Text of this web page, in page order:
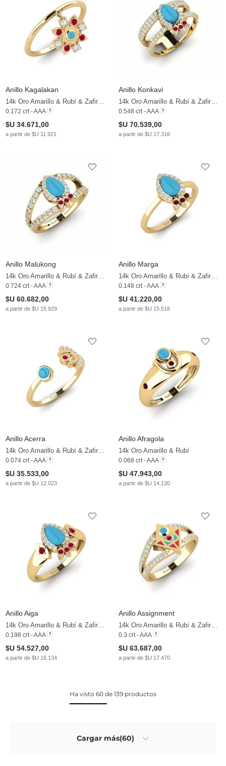
Anillo Kagalakan
14k Oro Amarillo & Rubí & Zafiro blanco
0.172 crt - AAA
$U 34.671,00
a partir de $U 11.921
Anillo Konkavi
14k Oro Amarillo & Rubí & Zafiro blanco
0.548 crt - AAA
$U 70.539,00
a partir de $U 17.316
Anillo Malukong
14k Oro Amarillo & Rubí & Zafiro blanco
0.724 crt - AAA
$U 60.682,00
a partir de $U 15.929
Anillo Marga
14k Oro Amarillo & Rubí & Zafiro blanco
0.148 crt - AAA
$U 41.220,00
a partir de $U 15.518
Anillo Acerra
14k Oro Amarillo & Rubí & Zafiro blanco
0.074 crt - AAA
$U 35.533,00
a partir de $U 12.023
Anillo Afragola
14k Oro Amarillo & Rubí
0.068 crt - AAA
$U 47.943,00
a partir de $U 14.130
Anillo Aiga
14k Oro Amarillo & Rubí & Zafiro blanco
0.198 crt - AAA
$U 54.527,00
a partir de $U 16.134
Anillo Assignment
14k Oro Amarillo & Rubí & Zafiro blanco
0.3 crt - AAA
$U 63.687,00
a partir de $U 17.470
Ha visto 60 de 139 productos
Cargar más(60)